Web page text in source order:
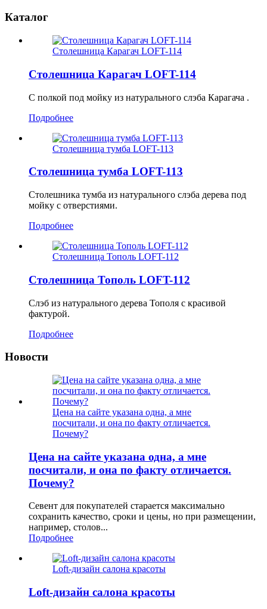
Каталог
Столешница Карагач LOFT-114
Столешница Карагач LOFT-114
С полкой под мойку из натурального слэба Карагача .
Подробнее
Столешница тумба LOFT-113
Столешница тумба LOFT-113
Столешника тумба из натурального слэба дерева под
мойку с отверстиями.
Подробнее
Столешница Тополь LOFT-112
Столешница Тополь LOFT-112
Слэб из натурального дерева Тополя с красивой
фактурой.
Подробнее
Новости
Цена на сайте указана одна, а мне
посчитали, и она по факту отличается.
Почему?
Цена на сайте указана одна, а мне
посчитали, и она по факту отличается.
Почему?
Севент для покупателей старается максимально
сохранить качество, сроки и цены, но при размещении,
например, столов...
Подробнее
Loft-дизайн салона красоты
Loft-дизайн салона красоты